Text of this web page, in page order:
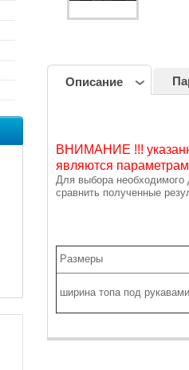
Описание
ВНИМАНИЕ !!!
являются
Для выбора
сравнить полученные
Размеры
ширина топа под